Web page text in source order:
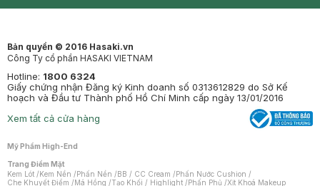
Bản quyền © 2016 Hasaki.vn
Công Ty cổ phần HASAKI VIETNAM
Hotline: 1800 6324
Giấy chứng nhận Đăng ký Kinh doanh số 0313612829 do Sở Kế
hoạch và Đầu tư Thành phố Hồ Chí Minh cấp ngày 13/01/2016
Xem tất cả cửa hàng
Mỹ Phẩm High-End
Trang Điểm Mặt
Kem Lót /Kem Nền /Phấn Nền /BB / CC Cream /Phấn Nước Cushion /
Che Khuyết Điểm /Má Hồng /Tạo Khối / Highlight /Phấn Phủ /Xịt Khoá Makeup